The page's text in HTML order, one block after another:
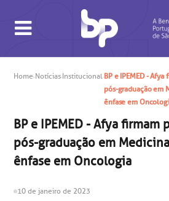
CONSULTAS E EXAMES
CONHEÇA AS UNIDADES
Home Notícias InstitucionalBP e IPEMED -
pós-graduação em
ênfase em
BP e IPEMED - Afya firmam
pós-graduação em
ênfase em Oncologia
10 de janeiro de 2023